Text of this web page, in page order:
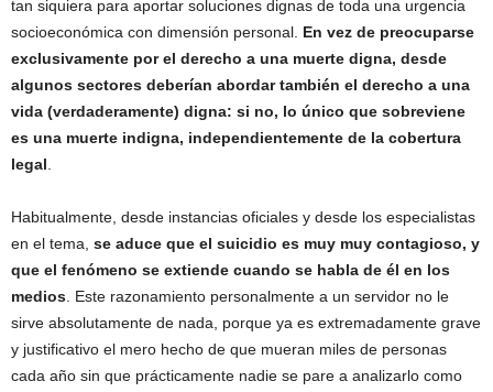
tan siquiera para aportar soluciones dignas de toda una urgencia
socioeconómica con dimensión personal. En vez de preocuparse
exclusivamente por el derecho a una muerte digna, desde
algunos sectores deberían abordar también el derecho a una
vida (verdaderamente) digna: si no, lo único que sobreviene
es una muerte indigna, independientemente de la cobertura
legal.
Habitualmente, desde instancias oficiales y desde los especialistas
en el tema, se aduce que el suicidio es muy muy contagioso, y
que el fenómeno se extiende cuando se habla de él en los
medios. Este razonamiento personalmente a un servidor no le
sirve absolutamente de nada, porque ya es extremadamente grave
y justificativo el mero hecho de que mueran miles de personas
cada año sin que prácticamente nadie se pare a analizarlo como